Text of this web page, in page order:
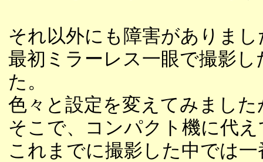
それ以外にも障害がありまし
最初ミラーレス一眼で撮影
た。
色々と設定を変えてみまし
そこで、コンパクト機に代
これまでに撮影した中では